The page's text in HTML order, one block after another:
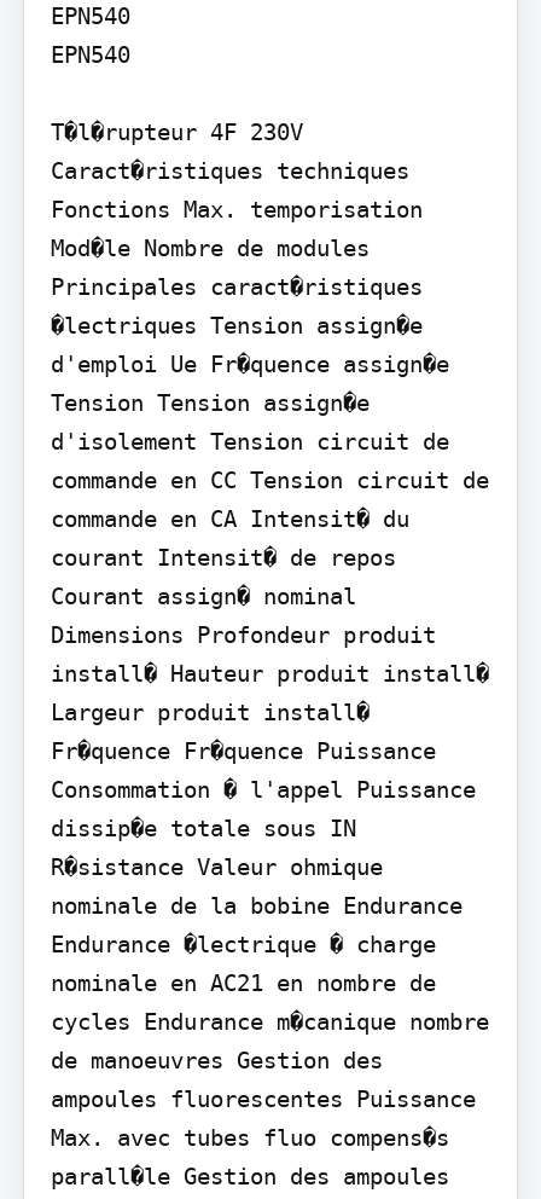
EPN540
EPN540
T�l�rupteur 4F 230V
Caract�ristiques techniques
Fonctions Max. temporisation
Mod�le Nombre de modules
Principales caract�ristiques
�lectriques Tension assign�e
d'emploi Ue Fr�quence assign�e
Tension Tension assign�e
d'isolement Tension circuit de
commande en CC Tension circuit de
commande en CA Intensit� du
courant Intensit� de repos
Courant assign� nominal
Dimensions Profondeur produit
install� Hauteur produit install�
Largeur produit install�
Fr�quence Fr�quence Puissance
Consommation � l'appel Puissance
dissip�e totale sous IN
R�sistance Valeur ohmique
nominale de la bobine Endurance
Endurance �lectrique � charge
nominale en AC21 en nombre de
cycles Endurance m�canique nombre
de manoeuvres Gestion des
ampoules fluorescentes Puissance
Max. avec tubes fluo compens�s
parall�le Gestion des ampoules